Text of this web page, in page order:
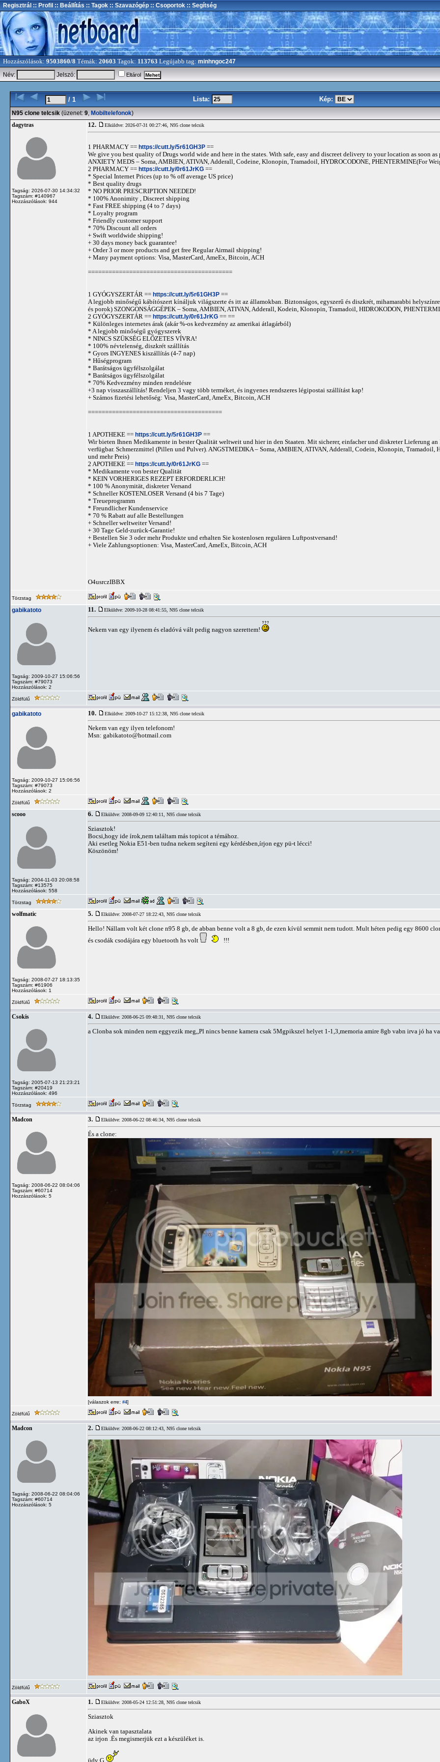
Regisztrál :: Profil :: Beállítás :: Tagok :: Szavazógép :: Csoportok :: Segítség
Hozzászólások: 9503860/8 Témák: 20603 Tagok: 113763 Legújabb tag: minhngoc247
Név:
Jelszó: Eltárol
/ 1 Lista: Kép:
N95 clone telcsik (üzenet: 9, Mobiltelefonok)
dagytras
Tagság: 2026-07-30 14:34:32
Tagszám: #140967
Hozzászólások: 944
12. Elküldve: 2026-07-31 00:27:46, N95 clone telcsik
1 PHARMACY == https://cutt.ly/5r61GH3P ==
We give you best quality of Drugs world wide and here in the states. With safe, easy and discreet delivery to your location as soon
ANXIETY MEDS – Soma, AMBIEN, ATIVAN, Adderall, Codeine, Klonopin, Tramadoil, HYDROCODONE, PHENTERMINE(For
2 PHARMACY == https://cutt.ly/0r61JrKG ==
* Special Internet Prices (up to % off average US price)
* Best quality drugs
* NO PRIOR PRESCRIPTION NEEDED!
* 100% Anonimity , Discreet shipping
* Fast FREE shipping (4 to 7 days)
* Loyalty program
* Friendly customer support
* 70% Discount all orders
+ Swift worldwide shipping!
+ 30 days money back guarantee!
+ Order 3 or more products and get free Regular Airmail shipping!
+ Many payment options: Visa, MasterCard, AmeEx, Bitcoin, ACH
==========================================
1 GYÓGYSZERTÁR == https://cutt.ly/5r61GH3P ==
A legjobb minőségű kábítószert kínáljuk világszerte és itt az államokban. Biztonságos, egyszerű és diszkrét, mihamarabbi
és porok) SZONGONSÁGGÉPEK – Soma, AMBIEN, ATIVAN, Adderall, Kodein, Klonopin, Tramadoil, HIDROKODON,
2 GYÓGYSZERTÁR == https://cutt.ly/0r61JrKG == ==
* Különleges internetes árak (akár %-os kedvezmény az amerikai átlagárból)
* A legjobb minőségű gyógyszerek
* NINCS SZÜKSÉG ELŐZETES VÍVRA!
* 100% névtelenség, diszkrét szállítás
* Gyors INGYENES kiszállítás (4-7 nap)
* Hűségprogram
* Barátságos ügyfélszolgálat
* Barátságos ügyfélszolgálat
* 70% Kedvezmény minden rendelésre
+3 nap visszaszállítás! Rendeljen 3 vagy több terméket, és ingyenes rendszeres légipostai szállítást kap!
+ Számos fizetési lehetőség: Visa, MasterCard, AmeEx, Bitcoin, ACH
=======================================
1 APOTHEKE == https://cutt.ly/5r61GH3P ==
Wir bieten Ihnen Medikamente in bester Qualität weltweit und hier in den Staaten. Mit sicherer, einfacher und diskreter Lieferung
verfügbar. Schmerzmittel (Pillen und Pulver). ANGSTMEDIKA – Soma, AMBIEN, ATIVAN, Adderall, Codein, Klonopin,
und mehr Preis)
2 APOTHEKE == https://cutt.ly/0r61JrKG ==
* Medikamente von bester Qualität
* KEIN VORHERIGES REZEPT ERFORDERLICH!
* 100 % Anonymität, diskreter Versand
* Schneller KOSTENLOSER Versand (4 bis 7 Tage)
* Treueprogramm
* Freundlicher Kundenservice
* 70 % Rabatt auf alle Bestellungen
+ Schneller weltweiter Versand!
+ 30 Tage Geld-zurück-Garantie!
+ Bestellen Sie 3 oder mehr Produkte und erhalten Sie kostenlosen regulären Luftpostversand!
+ Viele Zahlungsoptionen: Visa, MasterCard, AmeEx, Bitcoin, ACH
O4usrczIBBX
Törzstag
gabikatoto
Tagság: 2009-10-27 15:06:56
Tagszám: #79073
Hozzászólások: 2
11. Elküldve: 2009-10-28 08:41:55, N95 clone telcsik
Nekem van egy ilyenem és eladóvá vált pedig nagyon szerettem!
Zöldfülű
gabikatoto
Tagság: 2009-10-27 15:06:56
Tagszám: #79073
Hozzászólások: 2
10. Elküldve: 2009-10-27 15:12:38, N95 clone telcsik
Nekem van egy ilyen telefonom!
Msn: gabikatoto@hotmail.com
Zöldfülű
scooo
Tagság: 2004-11-03 20:08:58
Tagszám: #13575
Hozzászólások: 558
6. Elküldve: 2008-09-09 12:40:11, N95 clone telcsik
Sziasztok!
Bocsi,hogy ide írok,nem találtam más topicot a témához.
Aki esetleg Nokia E51-ben tudna nekem segíteni egy kérdésben,írjon egy pü-t lécci!
Köszönöm!
Törzstag
wolfmatic
Tagság: 2008-07-27 18:13:35
Tagszám: #61906
Hozzászólások: 1
5. Elküldve: 2008-07-27 18:22:43, N95 clone telcsik
Hello! Nállam volt két clone n95 8 gb, de abban benne volt a 8 gb, de ezen kívül semmit nem tudott. Mult héten pedig egy 8600
és csodák csodájára egy bluetooth hs volt
!!!
Zöldfülű
Csokis
Tagság: 2005-07-13 21:23:21
Tagszám: #20419
Hozzászólások: 496
4. Elküldve: 2008-06-25 09:48:31, N95 clone telcsik
a Clonba sok minden nem eggyezik meg,,Pl nincs benne kamera csak 5Mgpikszel helyet 1-1,3,memoria amire 8gb vabn irva jó ha
Törzstag
Madcon
Tagság: 2008-06-22 08:04:06
Tagszám: #60714
Hozzászólások: 5
3. Elküldve: 2008-06-22 08:46:34, N95 clone telcsik
És a clone:
[válaszok erre: #4]
Zöldfülű
Madcon
Tagság: 2008-06-22 08:04:06
Tagszám: #60714
Hozzászólások: 5
2. Elküldve: 2008-06-22 08:12:43, N95 clone telcsik
Zöldfülű
GaboX 1. Elküldve: 2008-05-24 12:51:28, N95 clone telcsik
Sziasztok
Akinek van tapasztalata
az irjon .És megismerjük ezt a készüléket is.
üdv G